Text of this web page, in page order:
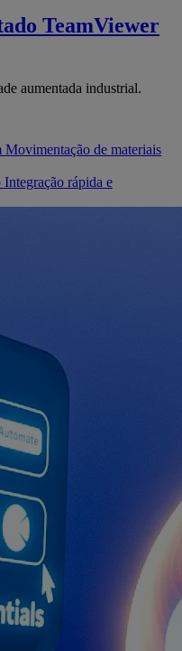
TeamViewer
aumentada industrial.
Movimentação de materiais
Integração rápida e